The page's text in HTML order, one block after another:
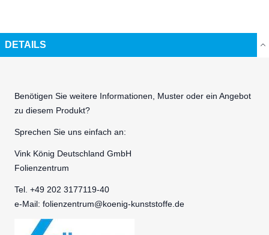
DETAILS
Benötigen Sie weitere Informationen, Muster oder ein Angebot
zu diesem Produkt?
Sprechen Sie uns einfach an:
Vink König Deutschland GmbH
Folienzentrum
Tel. +49 202 3177119-40
e-Mail: folienzentrum@koenig-kunststoffe.de